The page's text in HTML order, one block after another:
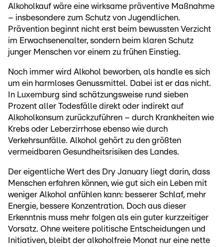
Alkoholkauf wäre eine wirksame präventive Maßnahme
– insbesondere zum Schutz von Jugendlichen.
Prävention beginnt nicht erst beim bewussten Verzicht
im Erwachsenenalter, sondern beim klaren Schutz
junger Menschen vor einem zu frühen Einstieg.
Noch immer wird Alkohol beworben, als handle es sich
um ein harmloses Genussmittel. Dabei ist er das nicht.
In Luxemburg sind schätzungsweise rund sieben
Prozent aller Todesfälle direkt oder indirekt auf
Alkoholkonsum zurückzuführen – durch Krankheiten wie
Krebs oder Leberzirrhose ebenso wie durch
Verkehrsunfälle. Alkohol gehört zu den größten
vermeidbaren Gesundheitsrisiken des Landes.
Der eigentliche Wert des Dry January liegt darin, dass
Menschen erfahren können, wie gut sich ein Leben mit
weniger Alkohol anfühlen kann: besserer Schlaf, mehr
Energie, bessere Konzentration. Doch aus dieser
Erkenntnis muss mehr folgen als ein guter kurzzeitiger
Vorsatz. Ohne weitere politische Entscheidungen und
Initiativen, bleibt der alkoholfreie Monat nur eine nette